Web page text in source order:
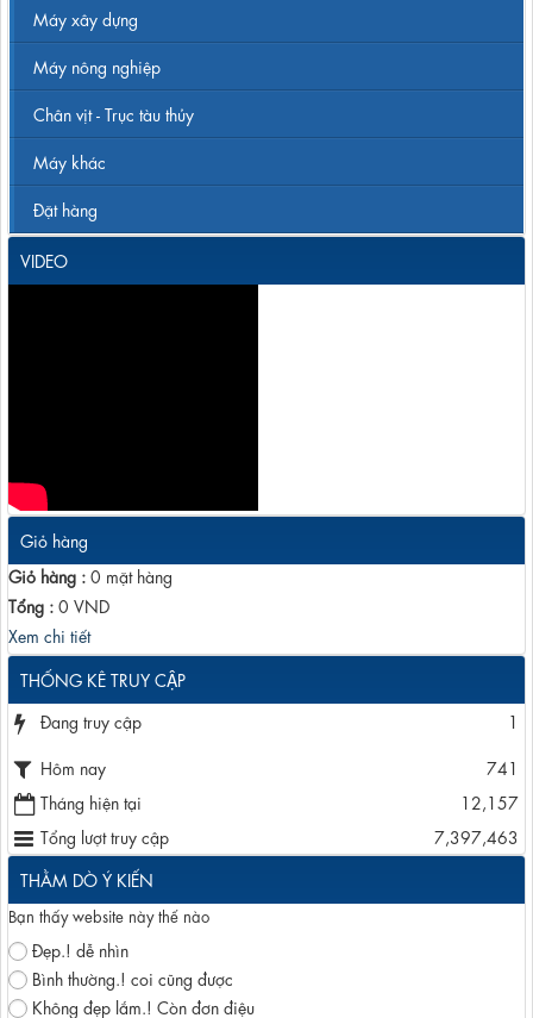
Máy xây dựng
Máy nông nghiệp
Chân vịt - Trục tàu thủy
Máy khác
Đặt hàng
VIDEO
Giỏ hàng
Giỏ hàng : 0 mặt hàng
Tổng : 0 VND
Xem chi tiết
THỐNG KÊ TRUY CẬP
Đang truy cập
1
Hôm nay
741
Tháng hiện tại
12,157
Tổng lượt truy cập
7,397,463
THẰM DÒ Ý KIẾN
Bạn thấy website này thế nào
Đẹp.! dễ nhìn
Bình thường.! coi cũng được
Không đẹp lắm.! Còn đơn điệu